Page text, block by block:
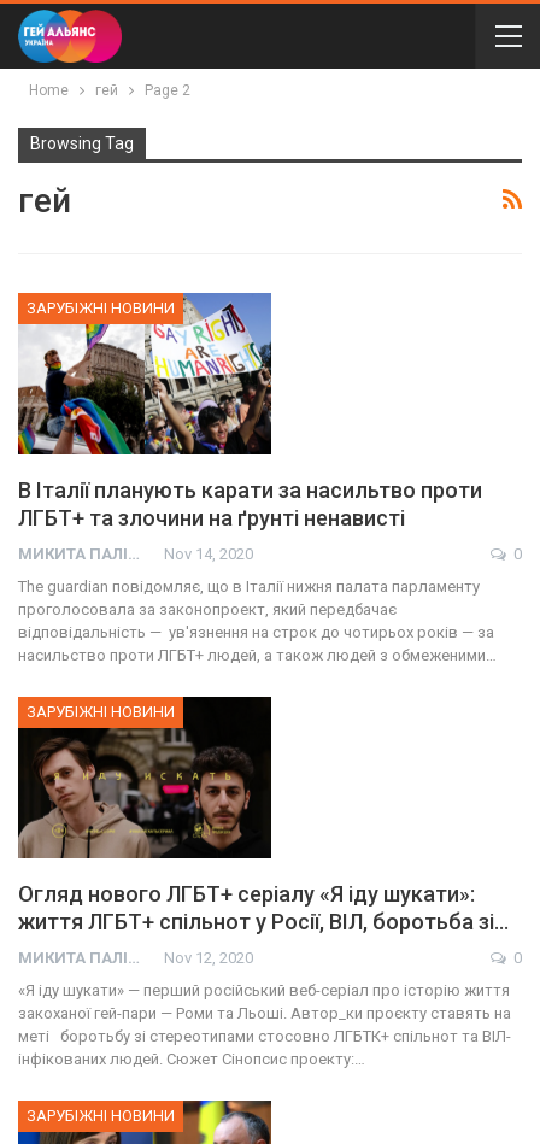
Home гей Page 2
Browsing Tag
гей
ЗАРУБІЖНІ НОВИНИ
В Італії планують карати за насильтво проти
ЛГБТ+ та злочини на ґрунті ненависті
МИКИТА ПАЛІЙ Nov 14, 2020
0
Тhe guardian повідомляє, що в Італії нижня палата парламенту
проголосовала за законопроект, який передбачає
відповідальність — ув'язнення на строк до чотирьох років — за
насильство проти ЛГБТ+ людей, а також людей з обмеженими…
ЗАРУБІЖНІ НОВИНИ
Огляд нового ЛГБТ+ серіалу «Я іду шукати»:
життя ЛГБТ+ спільнот у Росії, ВІЛ, боротьба зі…
МИКИТА ПАЛІЙ Nov 12, 2020
0
«Я іду шукати» — перший російський веб-серіал про історію життя
закоханої гей-пари — Роми та Льоші. Автор_ки проєкту ставять на
меті боротьбу зі стереотипами стосовно ЛГБТК+ спільнот та ВІЛ-
інфікованих людей. Сюжет Сінопсис проекту:…
ЗАРУБІЖНІ НОВИНИ